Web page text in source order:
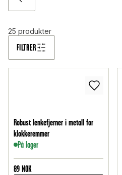
TILBAKE
FILTRER
25 produkter
Robust lenkefjerner i metall for
klokkeremmer
På lager
89 NOK